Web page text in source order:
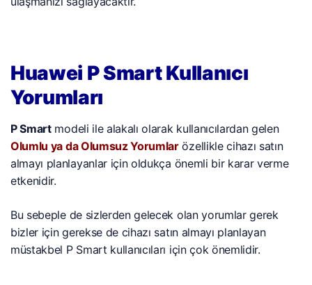
Huawei P Smart Kullanıcı
Yorumları
P Smartmodeli ile alakalı olarak kullanıcılardan gelen
Olumlu ya da Olumsuz Yorumlarözellikle cihazı satın
almayı planlayanlar için oldukça önemli bir karar verme
etkenidir.
Bu sebeple de sizlerden gelecek olan yorumlar gerek
bizler için gerekse de cihazı satın almayı planlayan
müstakbel P Smart kullanıcıları için çok önemlidir.